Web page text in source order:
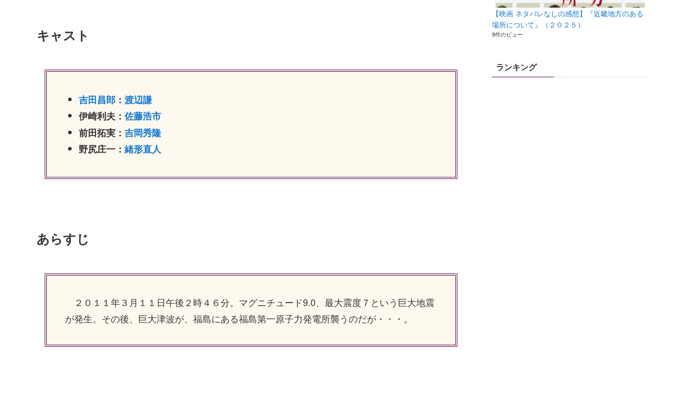
キャスト
吉田昌郎 ： 渡辺謙
伊崎利夫： 佐藤浩市
前田拓実： 吉岡秀隆
野尻庄一： 緒形直人
あらすじ
２０１１年３月１１日午後２時４６分。マグニチュード9.0、最大震度７という巨大地震
が発生。その後、巨大津波が、福島にある福島第一原子力発電所襲うのだが・・・。
【映画 ネタバレなしの感想】『近畿地方のある
場所について』（２０２５）
9件のビュー
ランキング